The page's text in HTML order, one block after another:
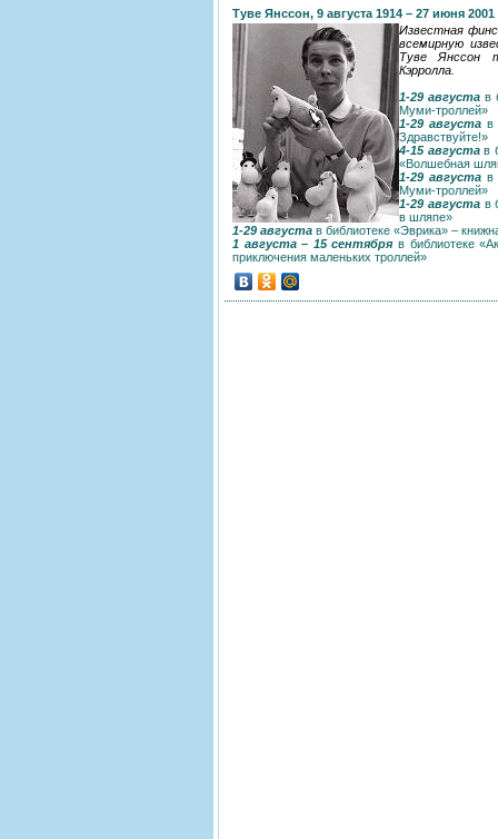
Туве Янссон, 9 августа 1914 – 27 июня 2001
Известная
всемирную
Туве Янссон
Кэрролла.
1-29 августа в
Муми-троллей»
1-29 августа в
Здравствуйте!»
4-15 августав
«Волшебная
1-29 августа в
Муми-троллей»
1-29 августав
в шляпе»
1-29 августа в библиотеке «Эврика» –
1 августа – 15 сентябряв библиотеке
приключения маленьких троллей»